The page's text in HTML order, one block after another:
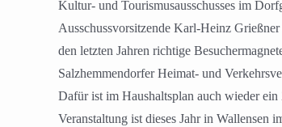
Kultur- und Tourismusausschusses im
Ausschussvorsitzende Karl-Heinz
den letzten Jahren richtige
Salzhemmendorfer Heimat- und
Dafür ist im Haushaltsplan auch wieder
Veranstaltung ist dieses Jahr in Wallensen